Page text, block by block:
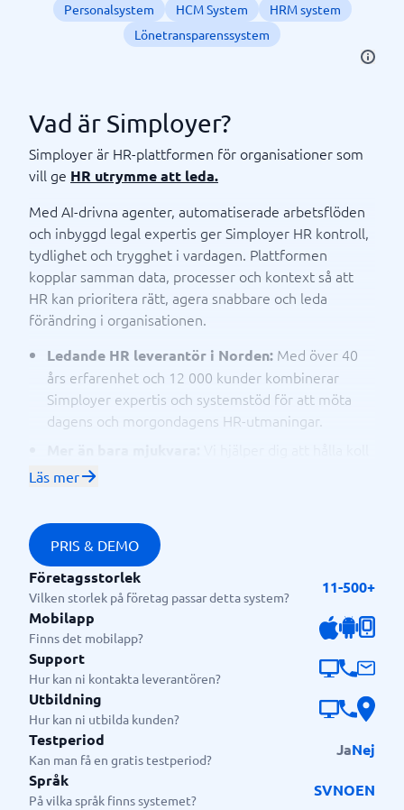
Personalsystem
HCM System
HRM system
Lönetransparenssystem
Vad är Simployer?
Simployer är HR-plattformen för organisationer som
vill ge HR utrymme att leda.
Med AI-drivna agenter, automatiserade arbetsflöden
och inbyggd legal expertis ger Simployer HR kontroll,
tydlighet och trygghet i vardagen. Plattformen
kopplar samman data, processer och kontext så att
HR kan prioritera rätt, agera snabbare och leda
förändring i organisationen.
Ledande HR leverantör i Norden: Med över 40
års erfarenhet och 12 000 kunder kombinerar
Simployer expertis och systemstöd för att möta
dagens och morgondagens HR-utmaningar.
på regelverk, minska risker och fatta rätt beslut
Enkelt för alla, kraftfullt för HR:
system för HR, och designat det för chefer och
medarbetare för att höja effektiviteten i alla team.
Säkerhet och efterlevnad:Hög säkerhet med full
GDPR-efterlevnad. All data hanteras på EU-
reglerade servrar med avancerad kryptering och
behörighetsstyrning.
Läs mer
PRIS & DEMO
Företagsstorlek
Vilken storlek på företag passar detta system?
11-500+
Mobilapp
Finns det mobilapp?
Support
Hur kan ni kontakta leverantören?
Utbildning
Hur kan ni utbilda kunden?
Testperiod
Kan man få en gratis testperiod?
JaNej
Språk
På vilka språk finns systemet?
SVNOEN